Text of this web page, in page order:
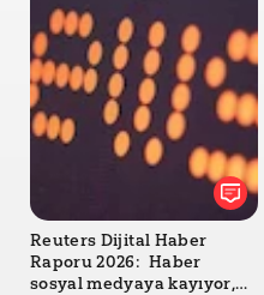
Reuters Dijital Haber
Raporu 2026: Haber
sosyal medyaya kayıyor,